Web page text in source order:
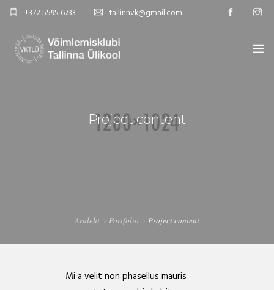
+372 5595 6733 tallinnvk@gmail.com
Project content
Avaleht Portfolio Project content
Mi a velit non phasellus mauris